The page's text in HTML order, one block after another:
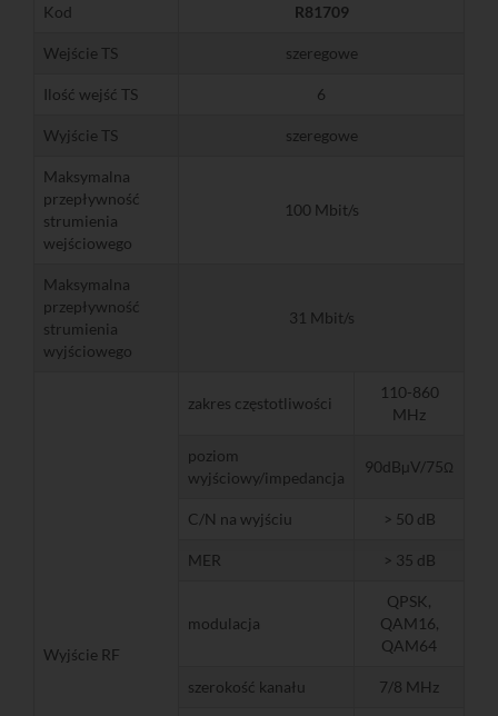
Kod R81709
Wejście TS szeregowe
Ilość wejść TS 6
Wyjście TS szeregowe
Maksymalna
przepływność
strumienia
wejściowego
100 Mbit/s
Maksymalna
przepływność
strumienia
wyjściowego
31 Mbit/s
Wyjście RF
zakres częstotliwości
110-860
MHz
poziom
wyjściowy/impedancja
90dBµV/75Ω
C/N na wyjściu > 50 dB
MER > 35 dB
modulacja
QPSK,
QAM16,
QAM64
szerokość kanału 7/8 MHz